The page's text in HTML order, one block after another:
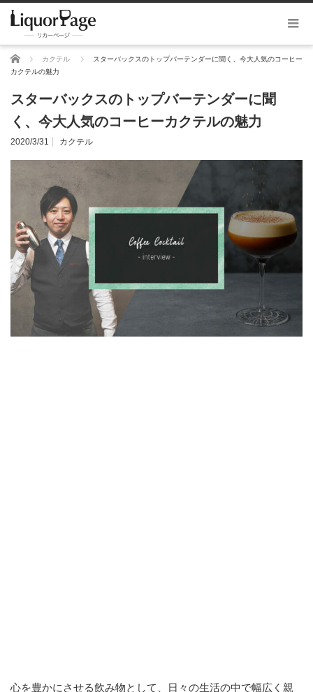
ホーム カクテル
スターバックスのトップバーテンダーに聞く、今大人気のコーヒー
カクテルの魅力
スターバックスのトップバーテンダーに聞
く、今大人気のコーヒーカクテルの魅力
2020/3/31 カクテル
心を豊かにさせる飲み物として、日々の生活の中で幅広く親